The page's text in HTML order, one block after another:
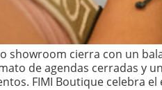
showroom cierra con un
de agendas cerradas y
FIMI Boutique celebra